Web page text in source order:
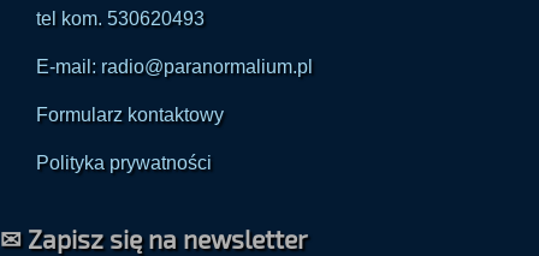
tel kom. 530620493
E-mail: radio@paranormalium.pl
Formularz kontaktowy
Polityka prywatności
✉ Zapisz się na newsletter